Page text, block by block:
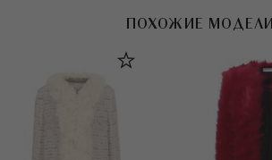
ПОХОЖИЕ МОДЕЛИ